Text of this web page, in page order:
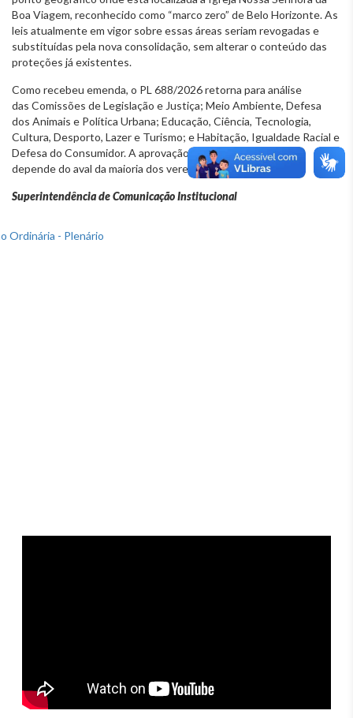
Boa Viagem, reconhecido como “marco zero” de Belo Horizonte. As
leis atualmente em vigor sobre essas áreas seriam revogadas e
substituídas pela nova consolidação, sem alterar o conteúdo das
proteções já existentes.
Como recebeu emenda, o PL 688/2026 retorna para análise
das Comissões de Legislação e Justiça; Meio Ambiente, Defesa
dos Animais e Política Urbana; Educação, Ciência, Tecnologia,
Cultura, Desporto, Lazer e Turismo; e Habitação, Igualdade Racial e
Defesa do Consumidor. A aprovação definitiva pelo Plenário
depende do aval da maioria dos vereadores presentes.
Superintendência de Comunicação Institucional